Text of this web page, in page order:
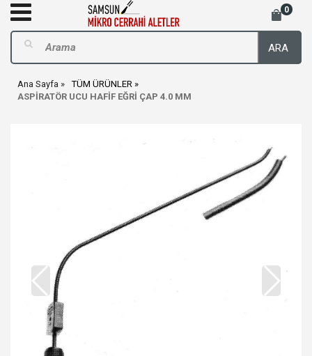
0
ARA
Ana Sayfa
TÜM ÜRÜNLER
ASPİRATÖR UCU HAFİF EĞRİ ÇAP 4.0 MM